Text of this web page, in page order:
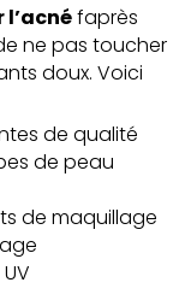
l’acnéfaprès
ne pas toucher
doux. Voici
de qualité
de peau
de maquillage